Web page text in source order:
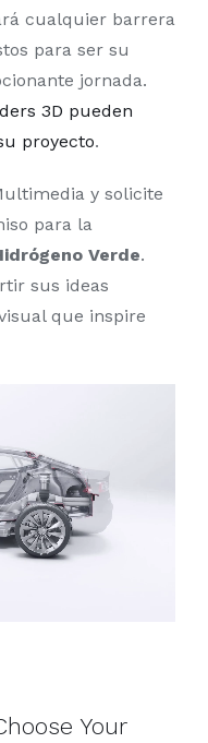
cualquier barrera
para ser su
jornada.
3D pueden
proyecto.
y solicite
para la
Verde.
sus ideas
que inspire
Your